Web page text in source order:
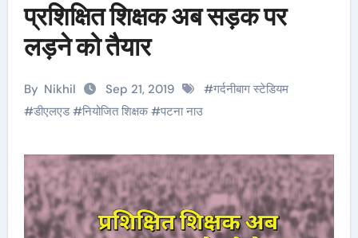
प्रशिक्षित शिक्षक अब सड़क पर
लड़ने को तैयार
By Nikhil Sep 21, 2019 #गर्दनीबाग स्टेडियम
#डीएलएड#नियोजित शिक्षक#पटना नाउ